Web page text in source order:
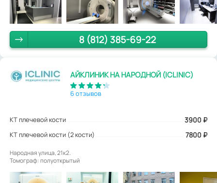
8 (812) 385-69-22
АЙКЛИНИК НА НАРОДНОЙ (ICLINIC)
6 отзывов
КТ плечевой кости 3900 ₽
КТ плечевой кости (2 кости) 7800 ₽
Народная улица, 21к2.
Томограф: полуоткрытый